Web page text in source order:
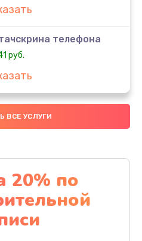
телефона
руб.
питания телефона
руб.
телефона
руб.
ВСЕ УСЛУГИ
20% по